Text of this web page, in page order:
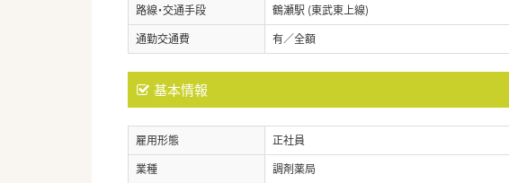
路線・交通手段
鶴瀬駅 (東武東上線)
通勤交通費
有／全額
基本情報
雇用形態
正社員
業種
調剤薬局